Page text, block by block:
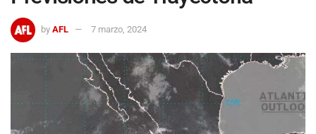
by AFL 7 marzo, 2024